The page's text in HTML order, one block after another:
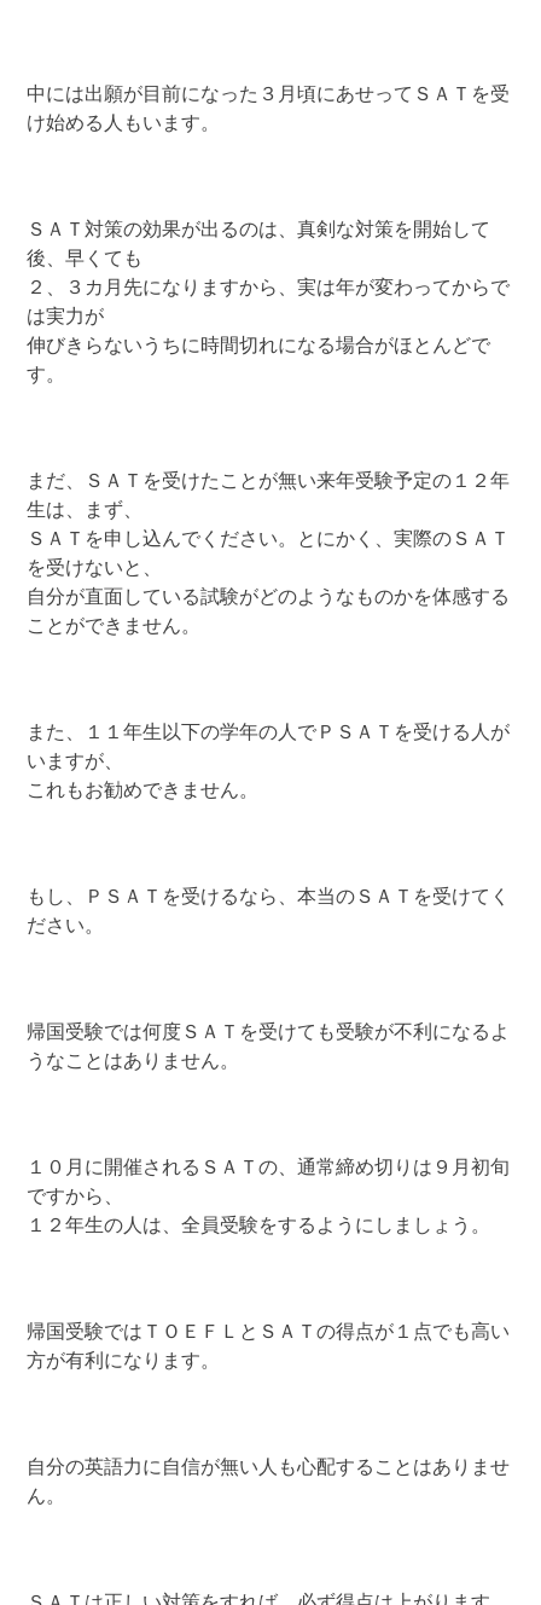
中には出願が目前になった３月頃にあせってＳＡＴを受
け始める人もいます。
ＳＡＴ対策の効果が出るのは、真剣な対策を開始して
後、早くても
２、３カ月先になりますから、実は年が変わってからで
は実力が
伸びきらないうちに時間切れになる場合がほとんどで
す。
まだ、ＳＡＴを受けたことが無い来年受験予定の１２年
生は、まず、
ＳＡＴを申し込んでください。とにかく、実際のＳＡＴ
を受けないと、
自分が直面している試験がどのようなものかを体感する
ことができません。
また、１１年生以下の学年の人でＰＳＡＴを受ける人が
いますが、
これもお勧めできません。
もし、ＰＳＡＴを受けるなら、本当のＳＡＴを受けてく
ださい。
帰国受験では何度ＳＡＴを受けても受験が不利になるよ
うなことはありません。
１０月に開催されるＳＡＴの、通常締め切りは９月初旬
ですから、
１２年生の人は、全員受験をするようにしましょう。
帰国受験ではＴＯＥＦＬとＳＡＴの得点が１点でも高い
方が有利になります。
自分の英語力に自信が無い人も心配することはありませ
ん。